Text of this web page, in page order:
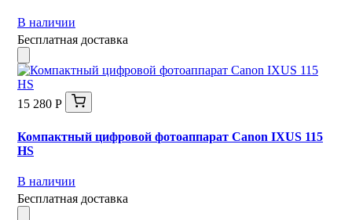
В наличии
Бесплатная доставка
15 280 Р
Компактный цифровой фотоаппарат Canon IXUS 115
HS
В наличии
Бесплатная доставка